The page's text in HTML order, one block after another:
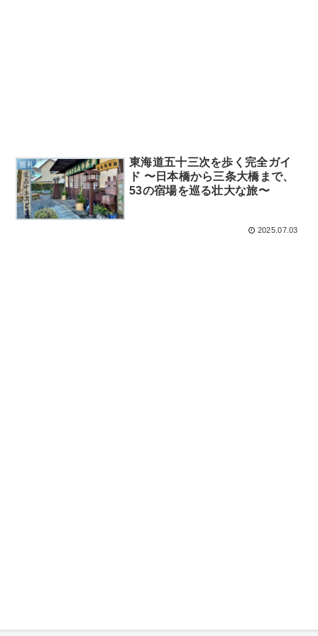
巡礼
東海道五十三次を歩く完全ガイ
ド 〜日本橋から三条大橋まで、
53の宿場を巡る壮大な旅〜
2025.07.03